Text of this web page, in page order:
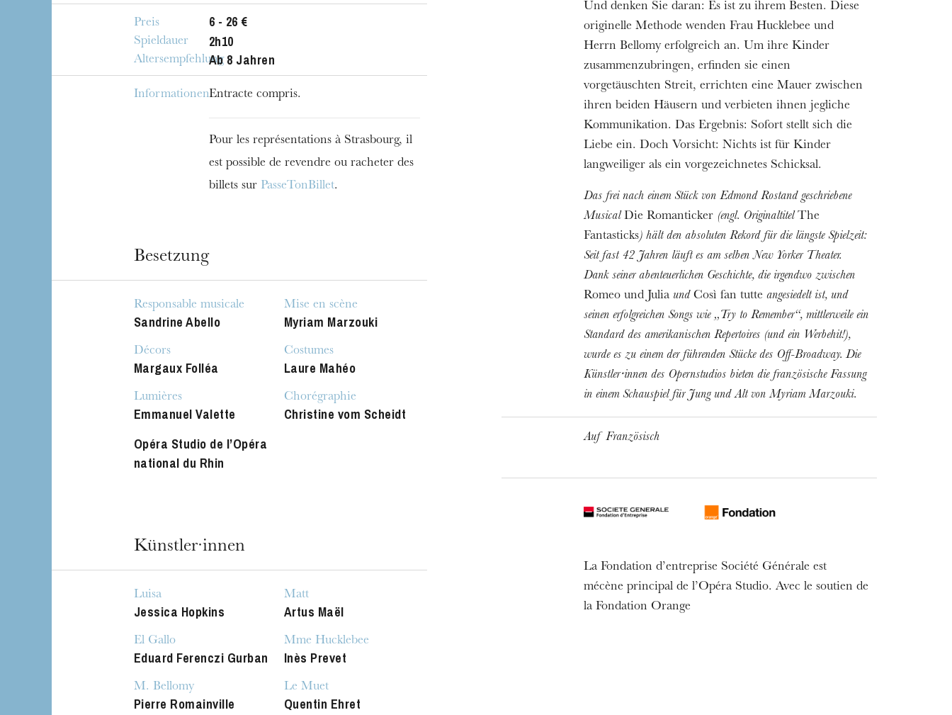
Die OnR mit euch
Führungen durch die Oper
Preis 6 - 26 €
Spieldauer 2h10
AltersempfehlungAb 8 Jahren
InformationenEntracte compris.
Pour les représentations à Strasbourg, il
est possible de revendre ou racheter des
billets sur PasseTonBillet.
Besetzung
Responsable musicale
Sandrine Abello
Mise en scène
Myriam Marzouki
Décors
Margaux Folléa
Costumes
Laure Mahéo
Lumières
Emmanuel Valette
Chorégraphie
Christine vom Scheidt
Opéra Studio de l’Opéra
national du Rhin
Künstler·innen
Luisa
Jessica Hopkins
Matt
Artus Maël
El Gallo
Eduard Ferenczi Gurban
Mme Hucklebee
Inès Prevet
M. Bellomy
Pierre Romainville
Le Muet
Quentin Ehret
Und denken Sie daran: Es ist zu ihrem Besten. Diese
originelle Methode wenden Frau Hucklebee und
Herrn Bellomy erfolgreich an. Um ihre Kinder
zusammenzubringen, erfinden sie einen
vorgetäuschten Streit, errichten eine Mauer zwischen
ihren beiden Häusern und verbieten ihnen jegliche
Kommunikation. Das Ergebnis: Sofort stellt sich die
Liebe ein. Doch Vorsicht: Nichts ist für Kinder
langweiliger als ein vorgezeichnetes Schicksal.
Das frei nach einem Stück von Edmond Rostand geschriebene
MusicalDie Romanticker (engl. OriginaltitelThe
Fantasticks) hält den absoluten Rekord für die längste Spielzeit:
Seit fast 42 Jahren läuft es am selben New Yorker Theater.
Dank seiner abenteuerlichen Geschichte, die irgendwo zwischen
Romeo und Julia undCosì fan tutte angesiedelt ist, und
seinen erfolgreichen Songs wie „Try to Remember“, mittlerweile ein
Standard des amerikanischen Repertoires (und ein Werbehit!),
wurde es zu einem der führenden Stücke des Off-Broadway. Die
Künstler⋅innen des Opernstudios bieten die französische Fassung
in einem Schauspiel für Jung und Alt von Myriam Marzouki.
Auf Französisch
La Fondation d’entreprise Société Générale est
mécène principal de l’Opéra Studio. Avec le soutien de
la Fondation Orange